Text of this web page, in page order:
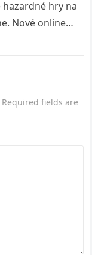
hry na
Nové online
Required fields are